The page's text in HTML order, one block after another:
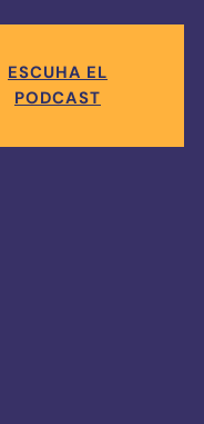
ESCUHA EL
PODCAST